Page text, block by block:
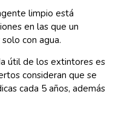
limpio está
en las que un
con agua.
útil de los extintores es
consideran que se
cada 5 años, además